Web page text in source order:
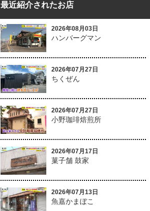
最近紹介されたお店
2026年08月03日
ハンバーグマン
2026年07月27日
ちくぜん
2026年07月27日
小野珈琲焙煎所
2026年07月17日
菓子舗 鼓家
2026年07月13日
魚嘉かまぼこ